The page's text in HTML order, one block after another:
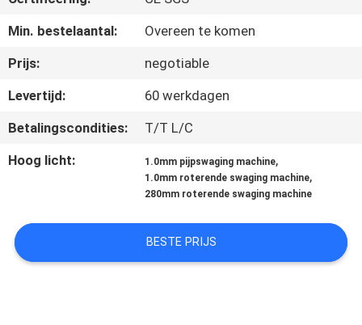
NEEM
CONTACT
MET
NIEUWS
Min. bestelaantal:
Overeen te komen
Prijs:
negotiable
Levertijd:
60 werkdagen
Betalingscondities:
T/T L/C
Hoog licht:
1.0mm pijpswaging machine,
1.0mm roterende swaging machine,
280mm roterende swaging machine
BESTE PRIJS